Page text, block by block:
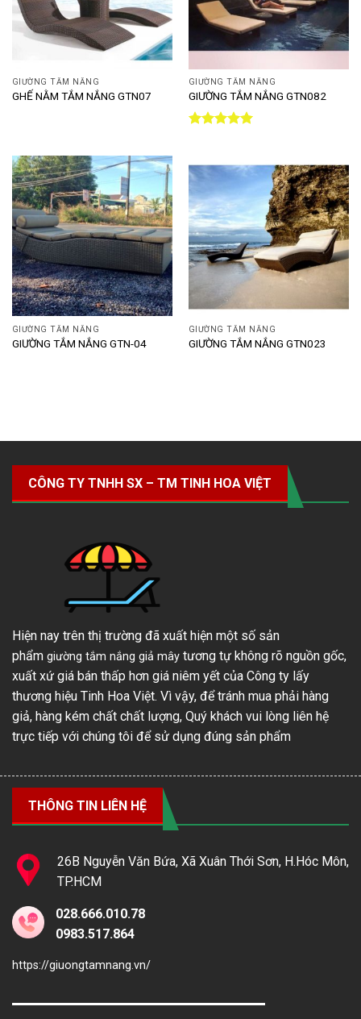
GIƯỜNG TẮM NẮNG
GHẾ NẰM TẮM NẮNG GTN07
GIƯỜNG TẮM NẮNG
GIƯỜNG TẮM NẮNG GTN082
5 sao
GIƯỜNG TẮM NẮNG
GIƯỜNG TẮM NẮNG GTN-04
GIƯỜNG TẮM NẮNG
GIƯỜNG TẮM NẮNG GTN023
CÔNG TY TNHH SX – TM TINH HOA VIỆT
Hiện nay trên thị trường đã xuất hiện một số sản
phẩm giường tắm nắng giả mây tương tự không rõ nguồn gốc,
xuất xứ giá bán thấp hơn giá niêm yết của Công ty lấy
thương hiệu Tinh Hoa Việt. Vì vậy, để tránh mua phải hàng
giả, hàng kém chất chất lượng, Quý khách vui lòng liên hệ
trực tiếp với chúng tôi để sử dụng đúng sản phẩm
THÔNG TIN LIÊN HỆ
26B Nguyễn Văn Bứa, Xã Xuân Thới Sơn, H.Hóc Môn,
TP.HCM
028.666.010.78
0983.517.864
https://giuongtamnang.vn/